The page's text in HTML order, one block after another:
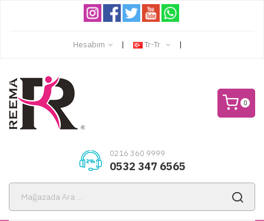
Hesabım Tr-Tr
0
0216 360 9999
0532 347 6565